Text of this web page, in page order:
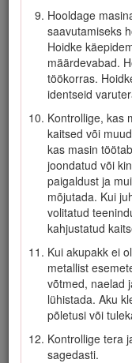
Hooldage
saavutamiseks
Hoidke
määrdevabad.
töökorras.
identseid
Kontrollige, kas
kaitsed või
kas masin
joondatud või
paigaldust ja
mõjutada. Kui
volitatud
kahjustatud
Kui akupakk ei
metallist
võtmed, naelad
lühistada. Aku
põletusi või
Kontrollige tera
sagedasti.
Kasutage masinat
esineb äikeseoht.
Olge äärmiselt
enda poole
Hoidke oma
Niitke nõlvadel
allamäge. Olge
suunda. Ärge
kunagi jookske
Ärge suunake
Vältige materjali
materjal võib
kruusapindade
Olge ettevaatlik
muude peidetud
põhjustada teie
Märg muru ja
vigastusi, kui
märgades